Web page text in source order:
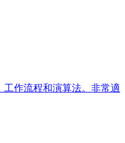
作流程和演算法。非常適